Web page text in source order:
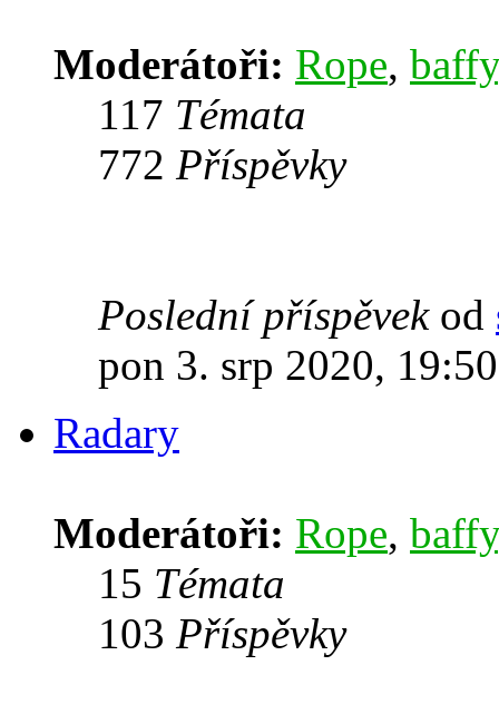
Moderátoři: Rope, baffy
117 Témata
772 Příspěvky
Poslední příspěvekod
pon 3. srp 2020, 19:50
Radary
Moderátoři: Rope, baffy
15 Témata
103 Příspěvky